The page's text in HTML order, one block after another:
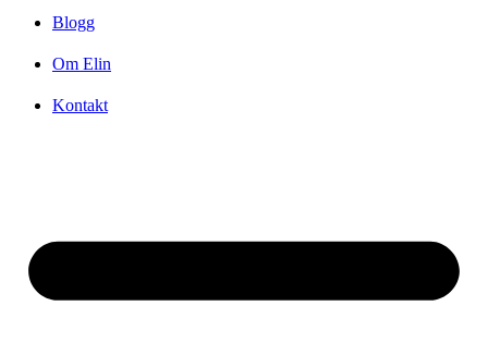
Blogg
Om Elin
Kontakt